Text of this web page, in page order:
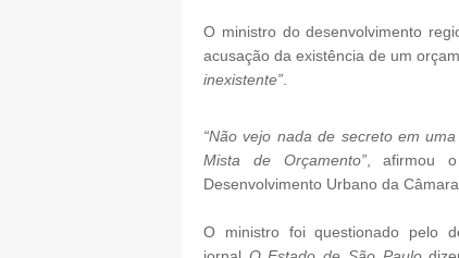
O ministro do desenvolvimento
acusação da existência de um
inexistente”.
“Não vejo nada de secreto em
Mista de Orçamento”, afirmou o
Desenvolvimento Urbano da
O ministro foi questionado pelo